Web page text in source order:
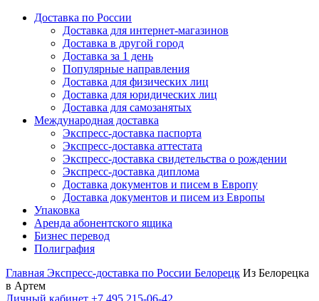
Доставка по России
Доставка для интернет-магазинов
Доставка в другой город
Доставка за 1 день
Популярные направления
Доставка для физических лиц
Доставка для юридических лиц
Доставка для самозанятых
Международная доставка
Экспресс-доставка паспорта
Экспресс-доставка аттестата
Экспресс-доставка свидетельства о рождении
Экспресс-доставка диплома
Доставка документов и писем в Европу
Доставка документов и писем из Европы
Упаковка
Аренда абонентского ящика
Бизнес перевод
Полиграфия
Главная Экспресс-доставка по России Белорецк Из Белорецка
в Артем
Личный кабинет +7 495 215-06-42